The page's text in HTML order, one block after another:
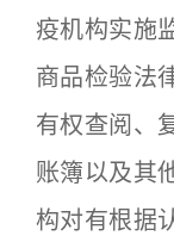
疫机构实施
商品检验法
有权查阅、
账簿以及其
构对有根据